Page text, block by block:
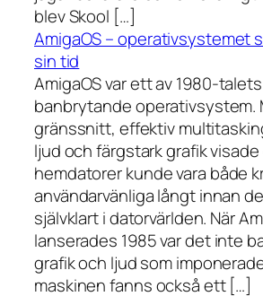
blev Skool […]
AmigaOS – operativsystemet
sin tid
AmigaOS var ett av 1980-
banbrytande operativsystem.
gränssnitt, effektiv
ljud och färgstark grafik
hemdatorer kunde vara både
användarvänliga långt innan
självklart i datorvärlden. När
lanserades 1985 var det inte
grafik och ljud som
maskinen fanns också ett […]